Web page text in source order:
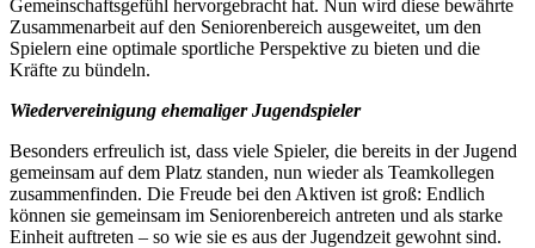
Gemeinschaftsgefühl hervorgebracht hat. Nun wird diese bewährte
Zusammenarbeit auf den Seniorenbereich ausgeweitet, um den
Spielern eine optimale sportliche Perspektive zu bieten und die
Kräfte zu bündeln.
Wiedervereinigung ehemaliger Jugendspieler
Besonders erfreulich ist, dass viele Spieler, die bereits in der Jugend
gemeinsam auf dem Platz standen, nun wieder als Teamkollegen
zusammenfinden. Die Freude bei den Aktiven ist groß: Endlich
können sie gemeinsam im Seniorenbereich antreten und als starke
Einheit auftreten – so wie sie es aus der Jugendzeit gewohnt sind.